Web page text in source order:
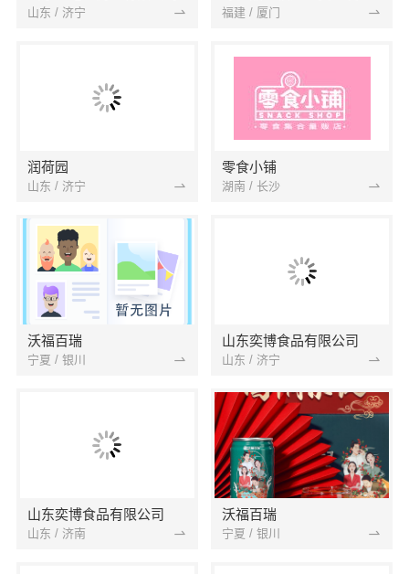
山东 / 济宁 福建 / 厦门
润荷园
山东 / 济宁
零食小铺
湖南 / 长沙
沃福百瑞
宁夏 / 银川
山东奕博食品有限公司
山东 / 济宁
山东奕博食品有限公司
山东 / 济南
沃福百瑞
宁夏 / 银川